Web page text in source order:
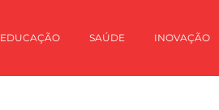
EDUCAÇÃO SAÚDE INOVAÇÃO